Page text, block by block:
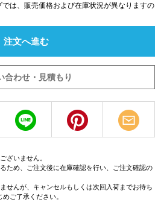
は、販売価格および在庫状況が異なりますの
注文へ進む
合わせ・見積もり
ざいません。
ため、ご注文後に在庫確認を行い、ご注文確認の
せんが、キャンセルもしくは次回入荷までお待ち
ご了承ください。